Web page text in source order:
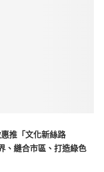
推「文化新絲路
縫合市區、打造綠色